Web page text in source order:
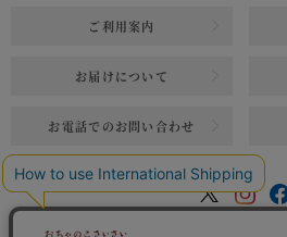
ご利用案内
お届けについて
お電話でのお問い合わせ